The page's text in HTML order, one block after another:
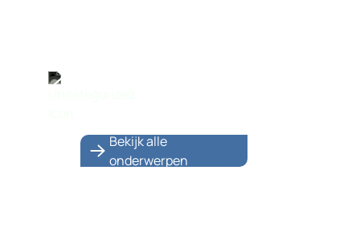
Bekijk alle
onderwerpen